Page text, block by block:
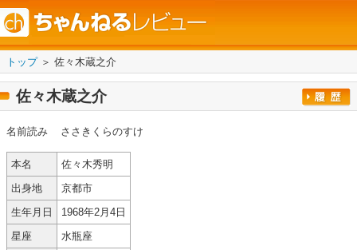
トップ＞ 佐々木蔵之介
佐々木蔵之介
名前読み ささきくらのすけ
本名
佐々木秀明
出身地
京都市
生年月日
1968年2月4日
星座
水瓶座